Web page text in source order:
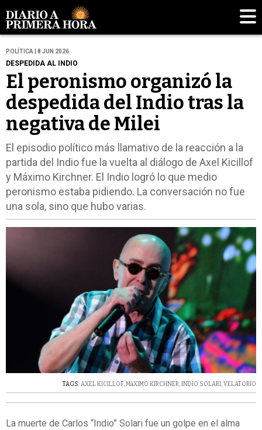
POLÍTICA | 8 JUN 2026
DESPEDIDA AL INDIO
El peronismo organizó la
despedida del Indio tras la
negativa de Milei
El episodio político más llamativo de la reacción a la
partida del Indio fue la vuelta al diálogo de Axel Kicillof
y Máximo Kirchner. El Indio logró lo que medio
peronismo estaba pidiendo. La conversación no fue
una sola, sino que hubo varias.
TAGS:AXEL KICILLOF,MáXIMO KIRCHNER,INDIO SOLARI, VELATORIO
La muerte de Carlos “Indio” Solari fue un golpe en el alma